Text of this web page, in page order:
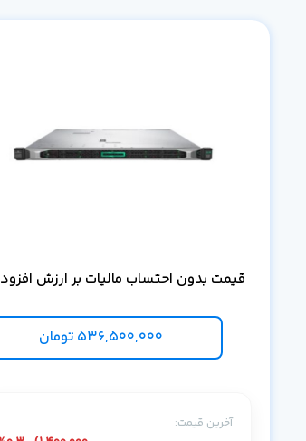
قیمت بدون احتساب مالیات بر ارزش
536,500,000 تومان
آخرین قیمت: